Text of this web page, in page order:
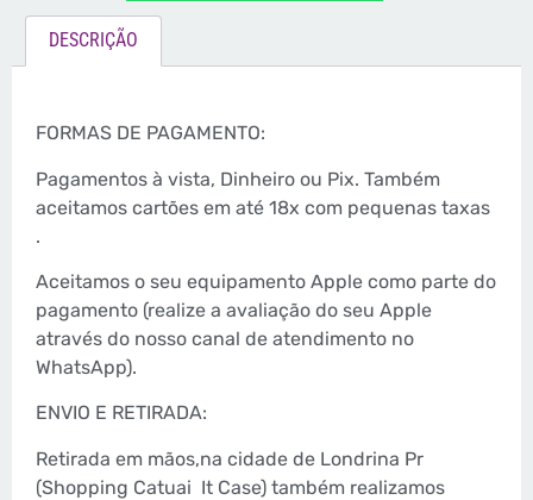
DESCRIÇÃO
FORMAS DE PAGAMENTO:
Pagamentos à vista, Dinheiro ou Pix. Também
aceitamos cartões em até 18x com pequenas taxas
.
Aceitamos o seu equipamento Apple como parte do
pagamento (realize a avaliação do seu Apple
através do nosso canal de atendimento no
WhatsApp).
ENVIO E RETIRADA:
Retirada em mãos,na cidade de Londrina Pr
(Shopping Catuai It Case) também realizamos